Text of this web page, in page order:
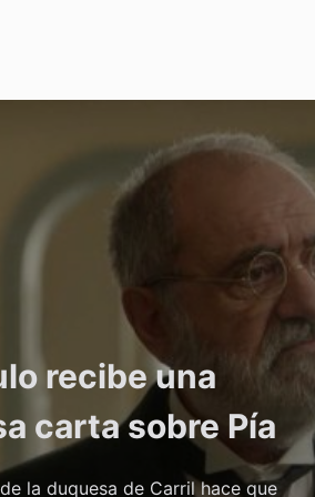
recibe una
carta sobre Pía
la duquesa de Carril hace que